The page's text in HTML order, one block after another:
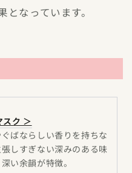
なっています。
ク ＞
ばならしい香りを持ちな
しすぎない深みのある味
い余韻が特徴。